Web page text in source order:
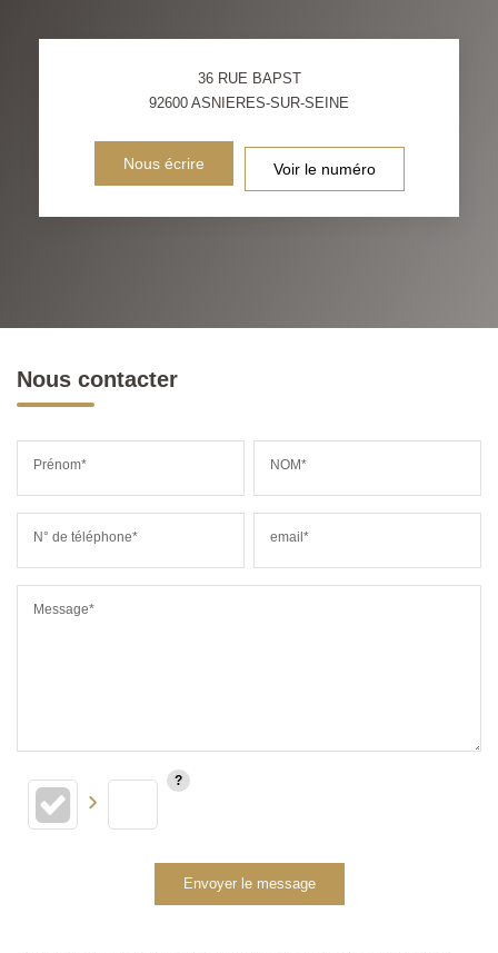
36 RUE BAPST
92600 ASNIERES-SUR-SEINE
Nous écrire Voir le numéro
Nous contacter
Prénom* NOM*
N° de téléphone* email*
Message*
Envoyer le message